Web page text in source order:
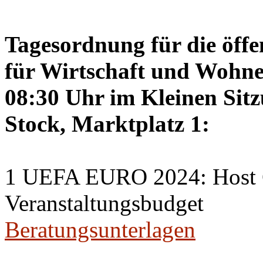
Tagesordnung für die
für Wirtschaft und
08:30 Uhr im Kleinen
Stock, Marktplatz 1:
1 UEFA EURO 2024:
Veranstaltungsbudget
Beratungsunterlagen